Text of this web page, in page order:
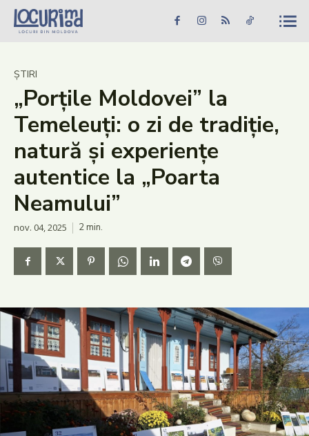
Caută în site... Căutare
Știri
Evenimente
Dezvoltare rurală
Turism
Vinării
Patrimoniu
Produs Acasă
ȘTIRI
„Porțile Moldovei” la
Temeleuți: o zi de tradiție,
natură și experiențe
autentice la „Poarta
Neamului”
nov. 04, 2025 2min.